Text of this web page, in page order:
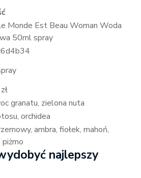
Monde Est Beau Woman Woda
50ml spray
granatu, zielona nuta
orchidea
ambra, fiołek, mahoń,
piżmo
najlepszy